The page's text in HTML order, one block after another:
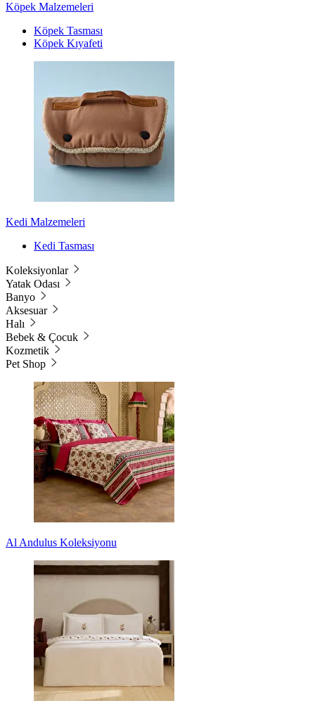
Köpek Malzemeleri
Köpek Tasması
Köpek Kıyafeti
Kedi Malzemeleri
Kedi Tasması
Koleksiyonlar
Yatak Odası
Banyo
Aksesuar
Halı
Bebek & Çocuk
Kozmetik
Pet Shop
Al Andulus Koleksiyonu